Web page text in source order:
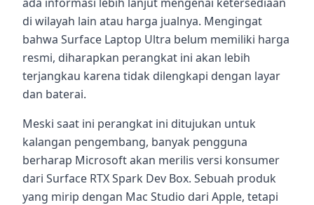
di wilayah lain atau harga jualnya. Mengingat
bahwa Surface Laptop Ultra belum memiliki harga
resmi, diharapkan perangkat ini akan lebih
terjangkau karena tidak dilengkapi dengan layar
dan baterai.
Meski saat ini perangkat ini ditujukan untuk
kalangan pengembang, banyak pengguna
berharap Microsoft akan merilis versi konsumer
dari Surface RTX Spark Dev Box. Sebuah produk
yang mirip dengan Mac Studio dari Apple, tetapi